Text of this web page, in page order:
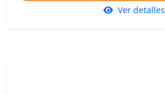
Ver detalles